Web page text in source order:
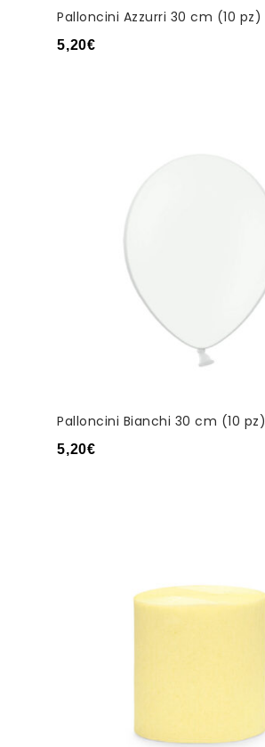
Palloncini Azzurri 30 cm (10 pz)
5,20€
Palloncini Bianchi 30 cm (10 pz)
5,20€